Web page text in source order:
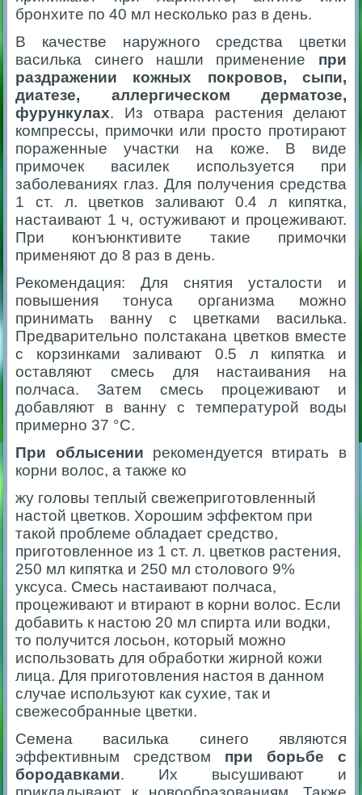
бронхите по 40 мл несколько раз в день.
В качестве наружного средства цветки
василька синего нашли применение при
раздражении кожных покровов, сыпи,
диатезе, аллергическом дерматозе,
фурункулах. Из отвара растения делают
компрессы, примочки или просто протирают
пораженные участки на коже. В виде
примочек василек используется при
заболеваниях глаз. Для получения средства
1 ст. л. цветков заливают 0.4 л кипятка,
настаивают 1 ч, остуживают и процеживают.
При конъюнктивите такие примочки
применяют до 8 раз в день.
Рекомендация: Для снятия усталости и
повышения тонуса организма можно
принимать ванну с цветками василька.
Предварительно полстакана цветков вместе
с корзинками заливают 0.5 л кипятка и
оставляют смесь для настаивания на
полчаса. Затем смесь процеживают и
добавляют в ванну с температурой воды
примерно 37 °C.
При облысении рекомендуется втирать в
корни волос, а также ко
жу головы теплый свежеприготовленный
настой цветков. Хорошим эффектом при
такой проблеме обладает средство,
приготовленное из 1 ст. л. цветков растения,
250 мл кипятка и 250 мл столового 9%
уксуса. Смесь настаивают полчаса,
процеживают и втирают в корни волос. Если
добавить к настою 20 мл спирта или водки,
то получится лосьон, который можно
использовать для обработки жирной кожи
лица. Для приготовления настоя в данном
случае используют как сухие, так и
свежесобранные цветки.
Семена василька синего являются
эффективным средством при борьбе с
бородавками. Их высушивают и